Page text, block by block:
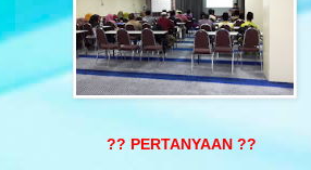
?? PERTANYAAN ??